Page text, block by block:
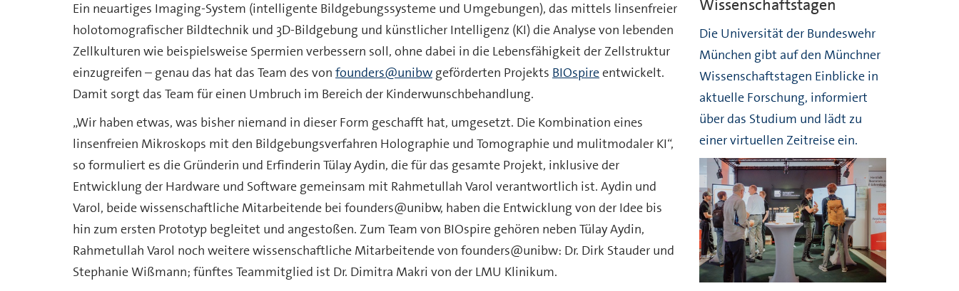
Ein neuartiges Imaging-System (intelligente Bildgebungssysteme und Umgebungen), das mittels linsenfreier
holotomografischer Bildtechnik und 3D-Bildgebung und künstlicher Intelligenz (KI) die Analyse von lebenden
Zellkulturen wie beispielsweise Spermien verbessern soll, ohne dabei in die Lebensfähigkeit der Zellstruktur
einzugreifen – genau das hat das Team des von founders@unibw geförderten Projekts BIOspireentwickelt.
Damit sorgt das Team für einen Umbruch im Bereich der Kinderwunschbehandlung.
„Wir haben etwas, was bisher niemand in dieser Form geschafft hat, umgesetzt. Die Kombination eines
linsenfreien Mikroskops mit den Bildgebungsverfahren Holographie und Tomographie und mulitmodaler KI“,
so formuliert es die Gründerin und Erfinderin Tülay Aydin, die für das gesamte Projekt, inklusive der
Entwicklung der Hardware und Software gemeinsam mit Rahmetullah Varol verantwortlich ist. Aydin und
Varol, beide wissenschaftliche Mitarbeitende bei founders@unibw, haben die Entwicklung von der Idee bis
hin zum ersten Prototyp begleitet und angestoßen. Zum Team von BIOspire gehören neben Tülay Aydin,
Rahmetullah Varol noch weitere wissenschaftliche Mitarbeitende von founders@unibw: Dr. Dirk Stauder und
Stephanie Wißmann; fünftes Teammitglied ist Dr. Dimitra Makri von der LMU Klinikum.
Wissenschaftstagen
Die Universität der Bundeswehr
München gibt auf den Münchner
Wissenschaftstagen Einblicke in
aktuelle Forschung, informiert
über das Studium und lädt zu
einer virtuellen Zeitreise ein.